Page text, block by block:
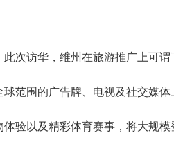
次访华，维州在旅游推广上可谓
范围的广告牌、电视及社交媒
验以及精彩体育赛事，将大规